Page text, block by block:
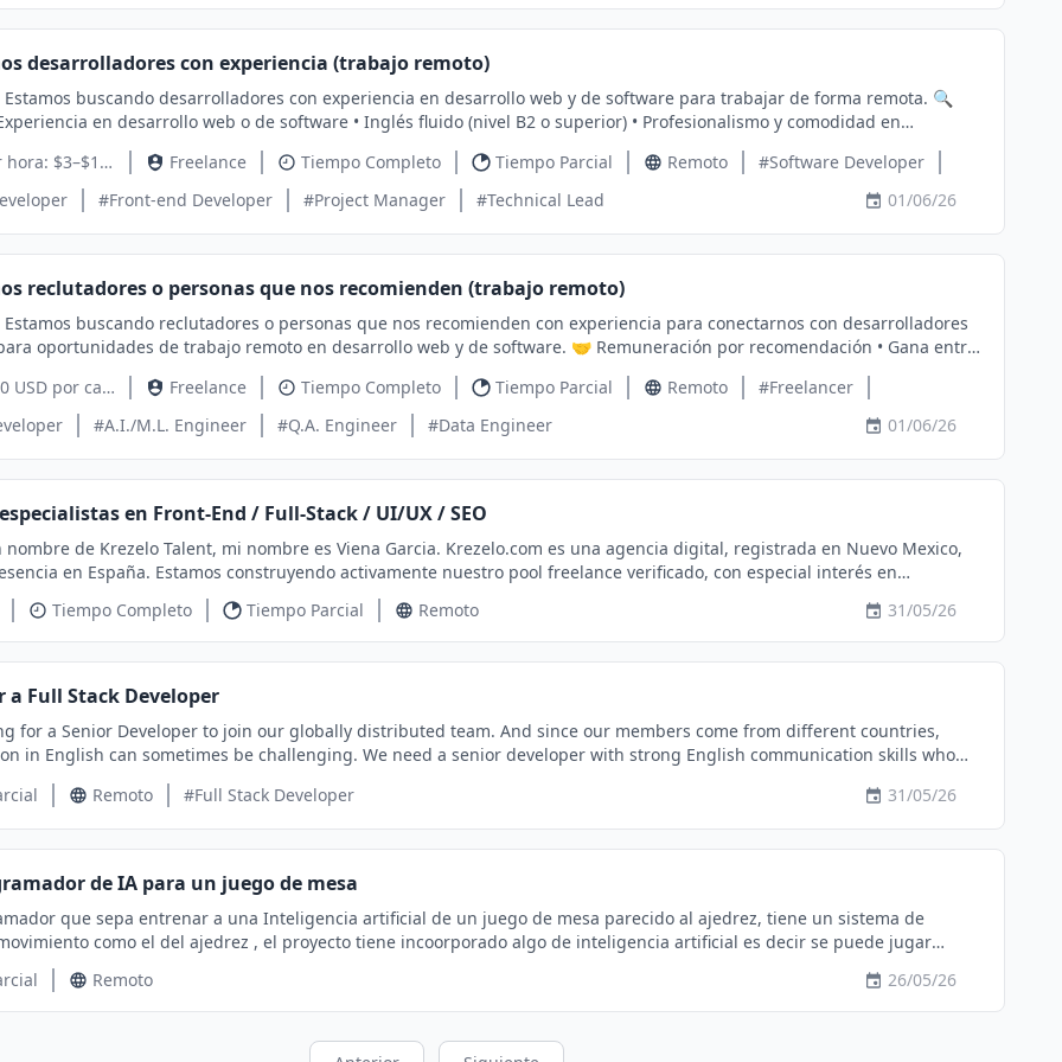
y algún proyecto donde hayas integrado IA. ¡El futuro del desarrollo web se construye hoy! Te espero en el equipo
desarrolladores con experiencia (trabajo remoto)
Estamos buscando desarrolladores con experiencia en desarrollo web y de software para trabajar de forma remota. 🔍
en desarrollo web o de software • Inglés fluido (nivel B2 o superior) • Profesionalismo y comodidad en
habilidades de comunicación y relaciones interpersonales 💰 Remuneración • Tarifa por hora: $3–$15 USD
disponibilidad y rendimiento) 🤝 Bono por recomendación • ¿Conoces a alguien que podría encajar
experiencia y disponibilidad. Nos encantaría ponernos en contacto contigo y compartir más detalles. 📞 Contacto •
• WhatsApp: +57 315 ​​1436412
Tarifa por hora: $3–$15 USD Freelance Tiempo Completo Tiempo Parcial Remoto
#Software Developer
#Front-end Developer #Project Manager #Technical Lead 01/06/26
reclutadores o personas que nos recomienden (trabajo remoto)
Estamos buscando reclutadores o personas que nos recomienden con experiencia para conectarnos con desarrolladores
de trabajo remoto en desarrollo web y de software. 🤝 Remuneración por recomendación • Gana entre
cualificado que se incorpore con éxito. 📋 Requisitos para el desarrollador • Experiencia en desarrollo
• Inglés fluido (nivel B2 o superior) • Hablante nativo de portugués o español • Profesional y cómodo en
habilidades de comunicación y relaciones interpersonales 💰 Remuneración para el desarrollador • Tarifa
20 USD (dependiendo de la experiencia, disponibilidad y rendimiento) 📩 ¿Te interesa? Envíanos un mensaje en
de ponernos en contacto contigo y compartir más detalles. 📞 Contacto • Telegram: @happydev39 •
$ 20 y $ 30 USD por cada candidata calificada Freelance Tiempo Completo Tiempo Parcial Remoto
#Freelancer
#A.I./M.L. Engineer #Q.A. Engineer #Data Engineer 01/06/26
en Front-End / Full-Stack / UI/UX / SEO
Talent, mi nombre es Viena Garcia. Krezelo.com es una agencia digital, registrada en Nuevo Mexico,
activamente nuestro pool freelance verificado, con especial interés en
Gráfico 💻 Desarrollador Web (front-end / CMS) ⚙️ Desarrollador Full Stack 🔍
Sociales Lo que ofrecemos: → Proyectos reales asignados según tu especialidad → Pagos por
y puntuales — siempre → Espacio personal para gestionar todo (con SuiteDash) → Un equipo que valora la calidad
en
no tenga pena en escribirme. Muchas gracias por su tiempo y atención.
Tiempo Completo Tiempo Parcial Remoto 31/05/26
a Full Stack Developer
for a Senior Developer to join our globally distributed team. And since our members come from different countries,
be challenging. We need a senior developer with strong English communication skills who
the team in discussions and coordinate effectively with clients and team members. Most of our projects and tasks come
and professional communication is very important. The ideal candidate should have strong technical
skills, and the ability to manage communication smoothly within an international team. If you would like to learn
our website: https://cravensolutions.net/ Here is my LinkedIn profile: https://www.linkedin.com/in/john-
taylor-624ab8405/ Email:john@cravensolutions.net
Remoto #Full Stack Developer 31/05/26
Busco programador de IA para un juego de mesa
que sepa entrenar a una Inteligencia artificial de un juego de mesa parecido al ajedrez, tiene un sistema de
como el del ajedrez , el proyecto tiene incoorporado algo de inteligencia artificial es decir se puede jugar
es necesario mejorar. si quieren saber como es el juego pueden verlo primero en juegoxima.com o escribirme por
Remoto 26/05/26